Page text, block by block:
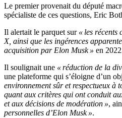
Le premier provenait du député
spécialiste de ces questions, Eric
Il alertait le parquet sur « les récents
X, ainsi que les ingérences
acquisition par Elon Musk » en
Il soulignait une « réduction de la
une plateforme qui s’éloigne d’un
environnement sûr et respectueux à
quant aux critères qui ont conduit
et aux décisions de modération »,
personnelles d’Elon Musk ».